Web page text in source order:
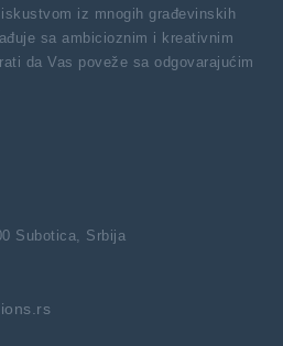
iz mnogih građevinskih
sa ambicioznim i kreativnim
da Vas poveže sa odgovarajućim
Subotica, Srbija